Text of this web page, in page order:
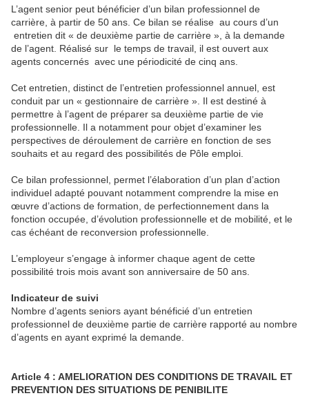
L’agent senior peut bénéficier d’un bilan professionnel de
carrière, à partir de 50 ans. Ce bilan se réalise au cours d’un
entretien dit « de deuxième partie de carrière », à la demande
de l’agent. Réalisé sur le temps de travail, il est ouvert aux
agents concernés avec une périodicité de cinq ans.
Cet entretien, distinct de l’entretien professionnel annuel, est
conduit par un « gestionnaire de carrière ». Il est destiné à
permettre à l’agent de préparer sa deuxième partie de vie
professionnelle. Il a notamment pour objet d’examiner les
perspectives de déroulement de carrière en fonction de ses
souhaits et au regard des possibilités de Pôle emploi.
Ce bilan professionnel, permet l’élaboration d’un plan d’action
individuel adapté pouvant notamment comprendre la mise en
œuvre d’actions de formation, de perfectionnement dans la
fonction occupée, d’évolution professionnelle et de mobilité, et le
cas échéant de reconversion professionnelle.
L’employeur s’engage à informer chaque agent de cette
possibilité trois mois avant son anniversaire de 50 ans.
Indicateur de suivi
Nombre d’agents seniors ayant bénéficié d’un entretien
professionnel de deuxième partie de carrière rapporté au nombre
d’agents en ayant exprimé la demande.
Article 4 : AMELIORATION DES CONDITIONS DE TRAVAIL ET
PREVENTION DES SITUATIONS DE PENIBILITE